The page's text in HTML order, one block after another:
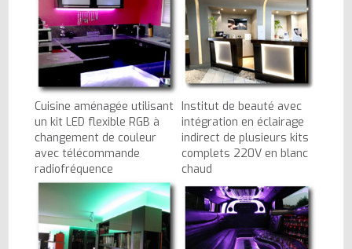
Cuisine aménagée utilisant
un kit LED flexible RGB à
changement de couleur
avec télécommande
radiofréquence
Institut de beauté avec
intégration en éclairage
indirect de plusieurs kits
complets 220V en blanc
chaud